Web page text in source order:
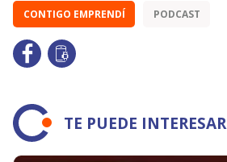
CONTIGO EMPRENDÍ PODCAST
TE PUEDE INTERESAR